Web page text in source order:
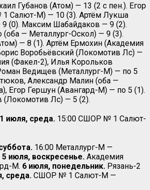
Губанов (Атом) — 13 (2 с пен.). Егор
Салют-М) — 10 (3). Артём Лукша
(0). Максим Шабайдаков — 9 (2).
(оба — Металлург-Оскол) — 9 (3).
— 8 (1). Артём Ермохин (Академия
Воробьёвский (Локомотив Лс) —
(Факел-2), Илья Корольков
Ведищев (Металлург-М) — по 5
Александр Малин (оба —
Егор Гершун (Авангард-М) — по 5 (1).
(Локомотив Лс) — 5 (2).
июля, среда. 15:00 СШОР № 1 Салют-
16:00 Металлург-М —
5 июля, воскресенье. Академия
М. 6 июля, понедельник. Рязань-2
среда. СШОР № 1 Салют-М —